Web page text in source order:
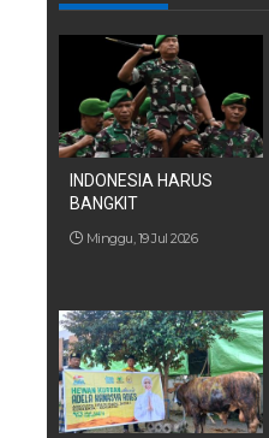
INDONESIA HARUS
BANGKIT
Minggu, 19 Jul 2026